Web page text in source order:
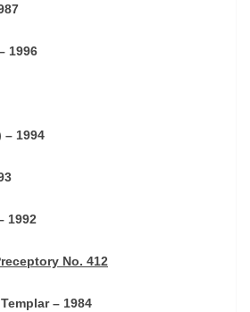
1996
– 1994
1992
No. 412
– 1984